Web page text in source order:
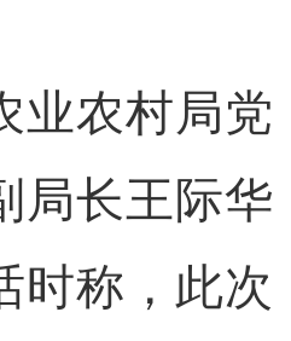
农村局党
局长王际华
时称，此次